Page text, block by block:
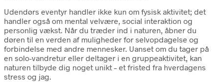
Udendørs eventyr handler ikke kun om fysisk aktivitet; det
handler også om mental velvære, social interaktion og
personlig vækst. Når du træder ind i naturen, åbner du
døren til en verden af muligheder for selvopdagelse og
forbindelse med andre mennesker. Uanset om du tager på
en solo-vandretur eller deltager i en gruppeaktivitet, kan
naturen tilbyde dig noget unikt – et fristed fra hverdagens
stress og jag.